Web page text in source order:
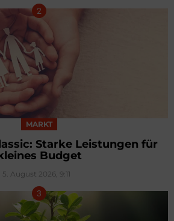
MARKT
Starke Leistungen für
Budget
5. August 2026, 9:11